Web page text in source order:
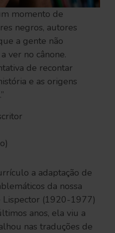
momento de
negros, autores
a gente não
ver no cânone.
de recontar
e as origens
a adaptação de
da nossa
Lispector (1920-1977)
anos, ela viu a
nas traduções de